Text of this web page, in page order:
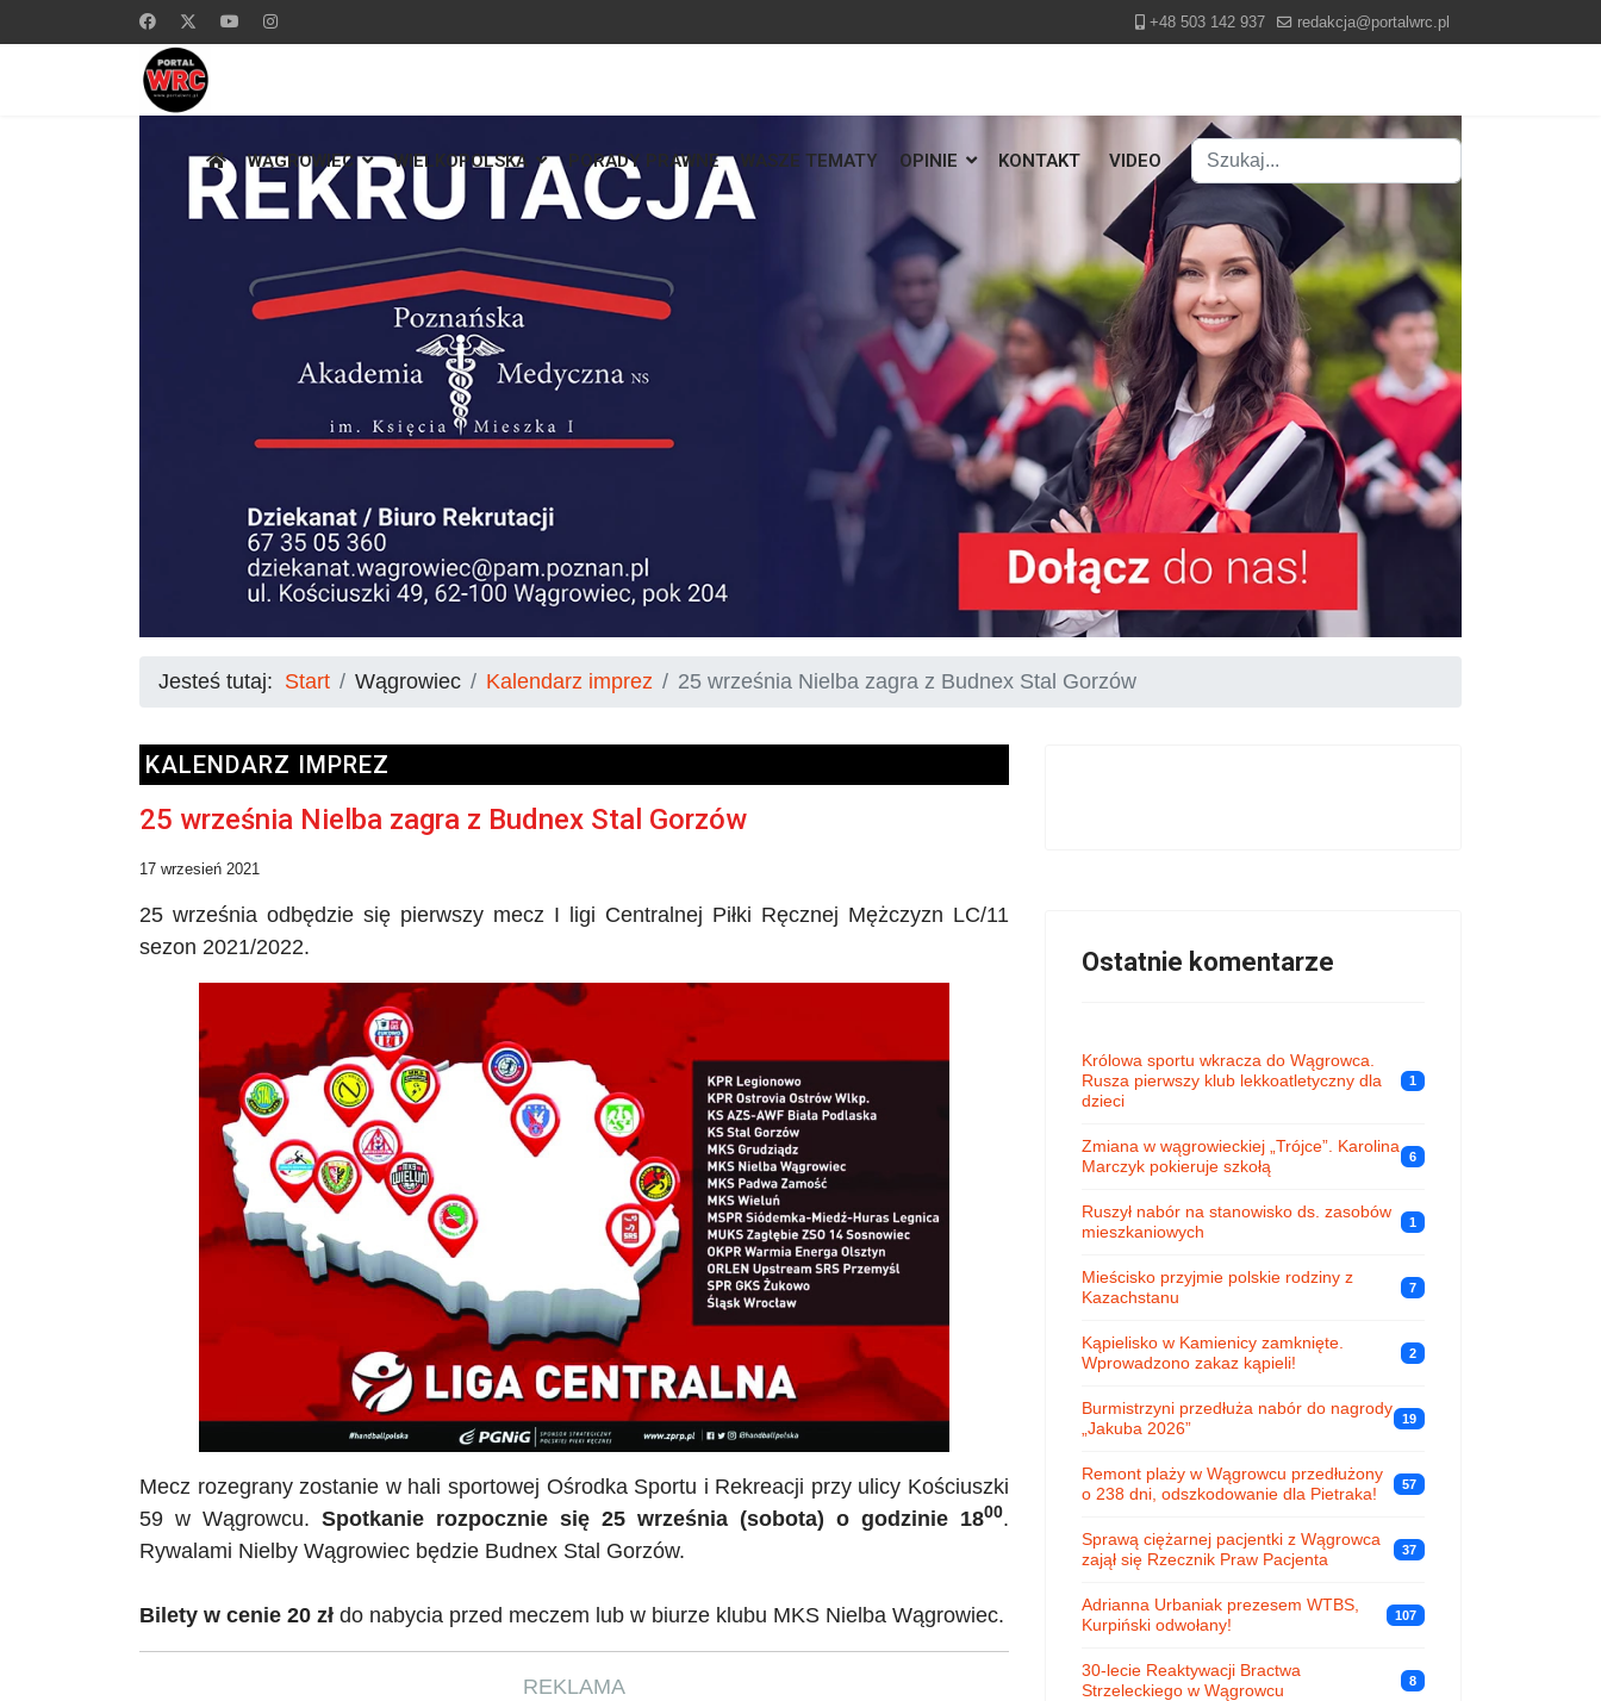
+48 503 142 937 redakcja@portalwrc.pl
WĄGROWIEC WIELKOPOLSKA PORADY PRAWNE WASZE TEMATY OPINIE KONTAKT VIDEO
Szukaj
Type 2 or more characters for results.
Jesteś tutaj: Start Wągrowiec Kalendarz imprez 25 września Nielba zagra z Budnex Stal Gorzów
KALENDARZ IMPREZ
25 września Nielba zagra z Budnex Stal Gorzów
17 wrzesień 2021
25 września odbędzie się pierwszy mecz I ligi Centralnej Piłki Ręcznej Mężczyzn LC/11
sezon 2021/2022.
Mecz rozegrany zostanie w hali sportowej Ośrodka Sportu i Rekreacji przy ulicy Kościuszki
59 w Wągrowcu. Spotkanie rozpocznie się 25 września (sobota) o godzinie 1800.
Rywalami Nielby Wągrowiec będzie Budnex Stal Gorzów.
Bilety w cenie 20 zł do nabycia przed meczem lub w biurze klubu MKS Nielba Wągrowiec.
REKLAMA
Ostatnie komentarze
Królowa sportu wkracza do Wągrowca.
Rusza pierwszy klub lekkoatletyczny dla
dzieci
1
Zmiana w wągrowieckiej „Trójce”. Karolina
Marczyk pokieruje szkołą
6
Ruszył nabór na stanowisko ds. zasobów
mieszkaniowych
1
Mieścisko przyjmie polskie rodziny z
Kazachstanu
7
Kąpielisko w Kamienicy zamknięte.
Wprowadzono zakaz kąpieli!
2
Burmistrzyni przedłuża nabór do nagrody
„Jakuba 2026”
19
Remont plaży w Wągrowcu przedłużony
o 238 dni, odszkodowanie dla Pietraka!
57
Sprawą ciężarnej pacjentki z Wągrowca
zajął się Rzecznik Praw Pacjenta
37
Adrianna Urbaniak prezesem WTBS,
Kurpiński odwołany!
107
30-lecie Reaktywacji Bractwa
Strzeleckiego w Wągrowcu
8